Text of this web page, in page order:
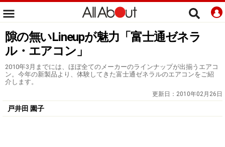
隙の無いLineupが魅力「富士通ゼネラ
ル・エアコン」
2010年3月までには、ほぼ全てのメーカーのラインナップが出揃うエアコ
ン。今年の新製品より、体験してきた富士通ゼネラルのエアコンをご紹
介します。
更新日： 2010年02月26日
戸井田 園子